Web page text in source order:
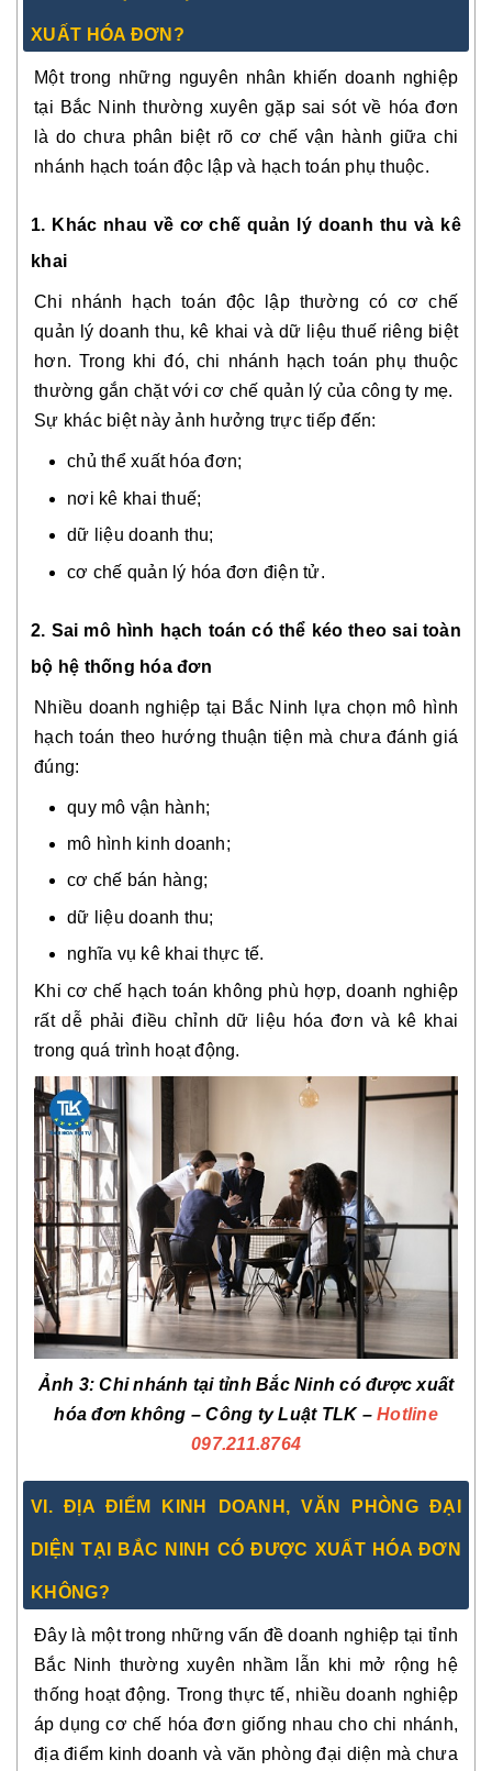
XUẤT HÓA ĐƠN?
Một trong những nguyên nhân khiến doanh nghiệp
tại Bắc Ninh thường xuyên gặp sai sót về hóa đơn
là do chưa phân biệt rõ cơ chế vận hành giữa chi
nhánh hạch toán độc lập và hạch toán phụ thuộc.
1. Khác nhau về cơ chế quản lý doanh thu và kê
khai
Chi nhánh hạch toán độc lập thường có cơ chế
quản lý doanh thu, kê khai và dữ liệu thuế riêng biệt
hơn. Trong khi đó, chi nhánh hạch toán phụ thuộc
thường gắn chặt với cơ chế quản lý của công ty mẹ.
Sự khác biệt này ảnh hưởng trực tiếp đến:
chủ thể xuất hóa đơn;
nơi kê khai thuế;
dữ liệu doanh thu;
cơ chế quản lý hóa đơn điện tử.
2. Sai mô hình hạch toán có thể kéo theo sai toàn
bộ hệ thống hóa đơn
Nhiều doanh nghiệp tại Bắc Ninh lựa chọn mô hình
hạch toán theo hướng thuận tiện mà chưa đánh giá
đúng:
quy mô vận hành;
mô hình kinh doanh;
cơ chế bán hàng;
dữ liệu doanh thu;
nghĩa vụ kê khai thực tế.
Khi cơ chế hạch toán không phù hợp, doanh nghiệp
rất dễ phải điều chỉnh dữ liệu hóa đơn và kê khai
trong quá trình hoạt động.
Ảnh 3: Chi nhánh tại tỉnh Bắc Ninh có được xuất
hóa đơn không – Công ty Luật TLK – Hotline
097.211.8764
VI. ĐỊA ĐIỂM KINH DOANH, VĂN PHÒNG ĐẠI
DIỆN TẠI BẮC NINH CÓ ĐƯỢC XUẤT HÓA ĐƠN
KHÔNG?
Đây là một trong những vấn đề doanh nghiệp tại tỉnh
Bắc Ninh thường xuyên nhầm lẫn khi mở rộng hệ
thống hoạt động. Trong thực tế, nhiều doanh nghiệp
áp dụng cơ chế hóa đơn giống nhau cho chi nhánh,
địa điểm kinh doanh và văn phòng đại diện mà chưa